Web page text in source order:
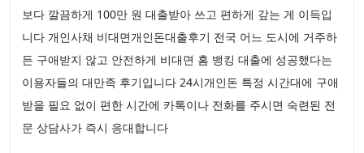
보다 깔끔하게 100만 원 대출받아 쓰고 편하게 갚는 게 이득입
니다 개인사채 비대면개인돈대출후기 전국 어느 도시에 거주하
든 구애받지 않고 안전하게 비대면 홈 뱅킹 대출에 성공했다는
이용자들의 대만족 후기입니다 24시개인돈 특정 시간대에 구애
받을 필요 없이 편한 시간에 카톡이나 전화를 주시면 숙련된 전
문 상담사가 즉시 응대합니다